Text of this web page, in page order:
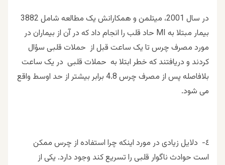
در سال 2001، میتلمن و همکارانش یک مطالعه شامل 3882
بیمار مبتلا به MI حاد قلب را انجام داد که در آن از بیماران در
مورد مصرف چرس تا یک ساعت قبل از حملات قلبی سؤال
کردند و دریافتند که خطر ابتلا به حملات قلبی در یک ساعت
بلافاصله پس از مصرف چرس 4.8 برابر بیشتر از حد اوسط واقع
می شود.
٤- دلايل زیادی در مورد اینکه چرا استفاده از چرس ممکن
است حوادث ناگوار قلبی را تسریع کند وجود دارد. یکی از